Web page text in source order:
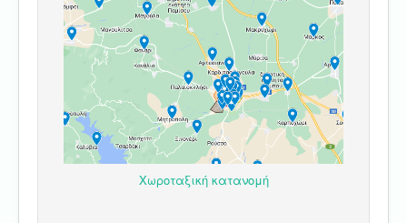
Χωροταξική κατανομή